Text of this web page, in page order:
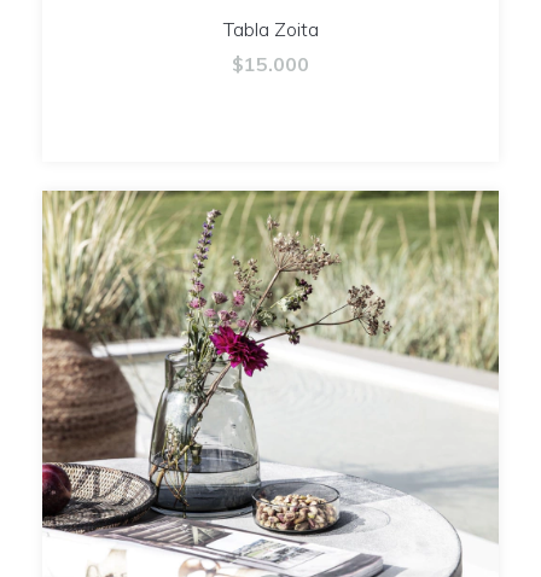
Tabla Zoita
$15.000